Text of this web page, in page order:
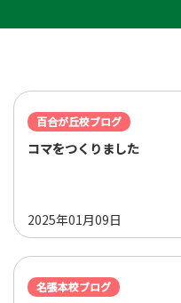
百合が丘校ブログ
コマをつくりました
2025年01月09日
名張本校ブログ